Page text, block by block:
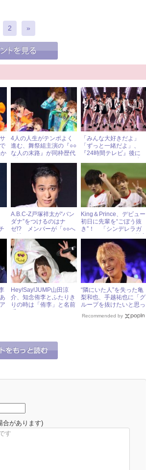
2 »
4人の人生がテンポよく
進む、舞祭組主演の『○○
な人の末路』が同枠歴代
「みんな大好きだよ」
「ずっと一緒だよ」、
『24時間テレビ』後に
ールを送り合ってた！
A.B.C-Z戸塚祥太が“バン
ダナ”をつけるのはナ
ゼ!? メンバーが「○○へ
King＆Prince、デビュー
初日に先輩を“ごぼう抜
き”！ 「シンデレラガ
破の快挙！
Hey!Say!JUMP山田涼
介、知念侑李とふたりき
りの時は「侑李」と名前
“隣にいた人”を失った亀
梨和也、手越祐也に「グ
ループを抜けたいと思っ
Recommended by
合があります)